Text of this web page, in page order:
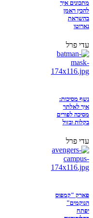
מתכונים איך
להכין ראמן
בהשראת
נארוטו
עדי פרל
נשף מסיכות:
איך לאלתר
מסיכה לפורים
בקלות ובזול
עדי פרל
פארק "קמפוס
הנוקמים"
יפתח